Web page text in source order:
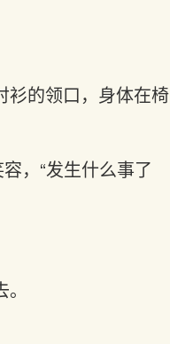
衫的领口，身体在椅
，“发生什么事了